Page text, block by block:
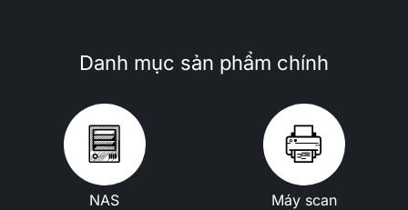
Danh mục sản phẩm chính
NAS Máy scan